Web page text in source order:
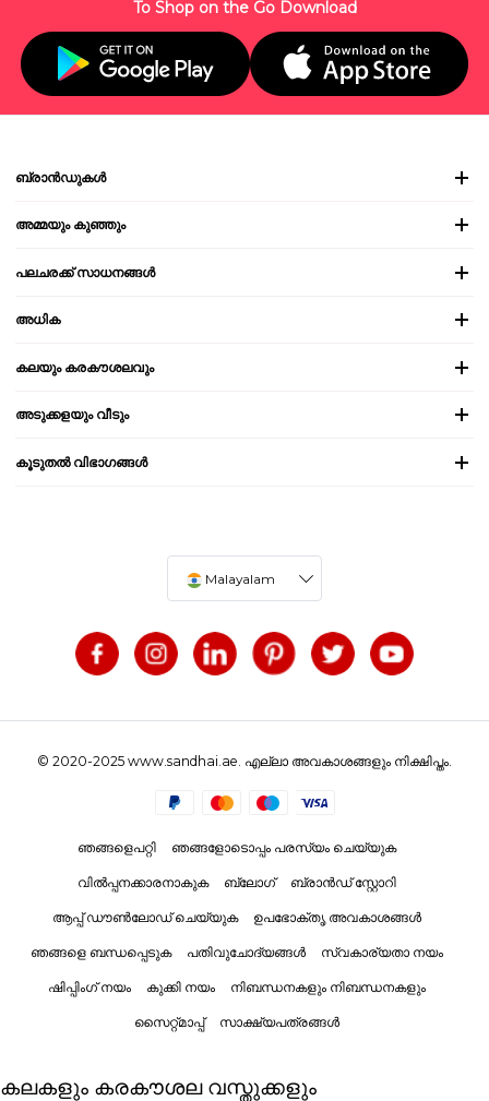
To Shop on the Go Download
ബ്രാൻഡുകൾ
അമ്മയും കുഞ്ഞും
പലചരക്ക് സാധനങ്ങൾ
അധിക
കലയും കരകൗശലവും
അടുക്കളയും വീടും
കൂടുതൽ വിഭാഗങ്ങൾ
Malayalam
© 2020-2025 www.sandhai.ae. എല്ലാ അവകാശങ്ങളും നിക്ഷിപ്തം.
ഞങ്ങളെപറ്റി ഞങ്ങളോടൊപ്പം പരസ്യം ചെയ്യുക
വിൽപ്പനക്കാരനാകുക ബ്ലോഗ് ബ്രാൻഡ് സ്റ്റോറി
ആപ്പ് ഡൗൺലോഡ് ചെയ്യുക ഉപഭോക്തൃ അവകാശങ്ങൾ
ഞങ്ങളെ ബന്ധപ്പെടുക പതിവുചോദ്യങ്ങൾ സ്വകാര്യതാ നയം
ഷിപ്പിംഗ് നയം കുക്കി നയം നിബന്ധനകളും നിബന്ധനകളും
സൈറ്റ്മാപ്പ് സാക്ഷ്യപത്രങ്ങൾ
കലകളും കരകൗശല വസ്തുക്കളും